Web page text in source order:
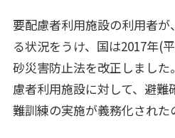
要配慮者利用施設の利用者
る状況をうけ、国は2017年(
砂災害防止法を改正しまし
慮者利用施設に対して、避
難訓練の実施が義務化された